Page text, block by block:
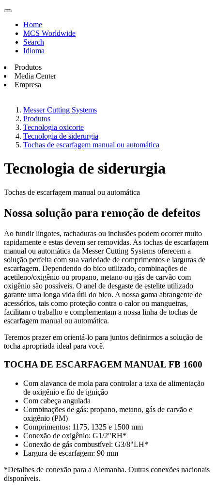
Home
MCS Worldwide
Search
Idioma
Produtos
Media Center
Empresa
Messer Cutting Systems
Produtos
Tecnologia oxicorte
Tecnologia de siderurgia
Tochas de escarfagem manual ou automática
Tecnologia de siderurgia
Tochas de escarfagem manual ou automática
Nossa solução para remoção de defeitos
Ao fundir lingotes, rachaduras ou inclusões podem ocorrer muito
rapidamente e estas devem ser removidas. As tochas de escarfagem
manual ou automática da Messer Cutting Systems oferecem a
solução perfeita com sua variedade de comprimentos e larguras de
escarfagem. Dependendo do bico utilizado, combinações de
acetileno/oxigênio ou propano, metano ou gás de carvão com
oxigênio são possíveis. O anel de desgaste de estelite utilizado
garante uma longa vida útil do bico. A nossa gama abrangente de
acessórios, tais como proteção contra o calor ou mangueiras,
facilitam o trabalho e complementam a nossa linha de tochas de
escarfagem manual ou automática.
Teremos prazer em orientá-lo para juntos definirmos a solução de
tocha apropriada ideal para você.
TOCHA DE ESCARFAGEM MANUAL FB 1600
Com alavanca de mola para controlar a taxa de alimentação
de oxigênio e fio de ignição
Com cabeça angulada
Combinações de gás: propano, metano, gás de carvão e
oxigênio (PM)
Comprimentos: 1175, 1325 e 1500 mm
Conexão de oxigênio: G1/2"RH*
Conexão de gás combustível: G3/8"LH*
Largura de escarfagem: 90 mm
*Detalhes de conexão para a Alemanha. Outras conexões nacionais
disponíveis.